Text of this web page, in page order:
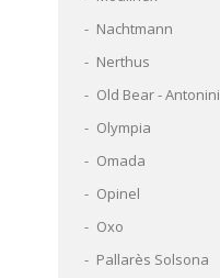
Nachtmann
Nerthus
Old Bear - Antonini
Olympia
Omada
Opinel
Oxo
Pallarès Solsona